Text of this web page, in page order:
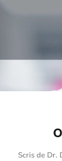
Scris de Dr.